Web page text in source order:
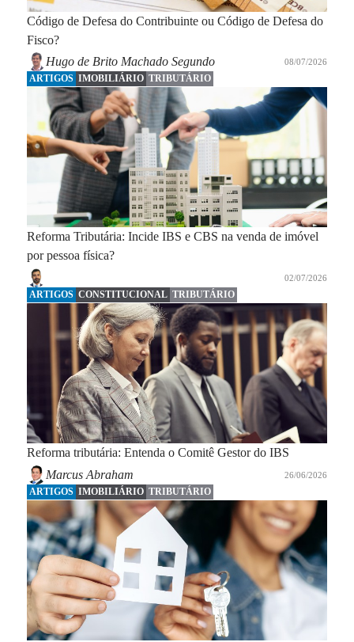
Código de Defesa do Contribuinte ou Código de Defesa do
Fisco?
Hugo de Brito Machado Segundo
08/07/2026
ARTIGOS IMOBILIÁRIO TRIBUTÁRIO
Reforma Tributária: Incide IBS e CBS na venda de imóvel
por pessoa física?
02/07/2026
ARTIGOS CONSTITUCIONAL TRIBUTÁRIO
Reforma tributária: Entenda o Comitê Gestor do IBS
Marcus Abraham
26/06/2026
ARTIGOS IMOBILIÁRIO TRIBUTÁRIO